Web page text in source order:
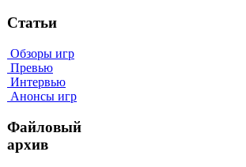
Статьи
Обзоры игр
Превью
Интервью
Анонсы игр
Файловый
архив